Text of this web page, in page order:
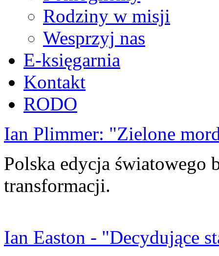
Rodziny w misji
Wesprzyj nas
E-księgarnia
Kontakt
RODO
Ian Plimmer: "Zielone
Polska edycja światowego
transformacji.
Ian Easton - "Decydujące